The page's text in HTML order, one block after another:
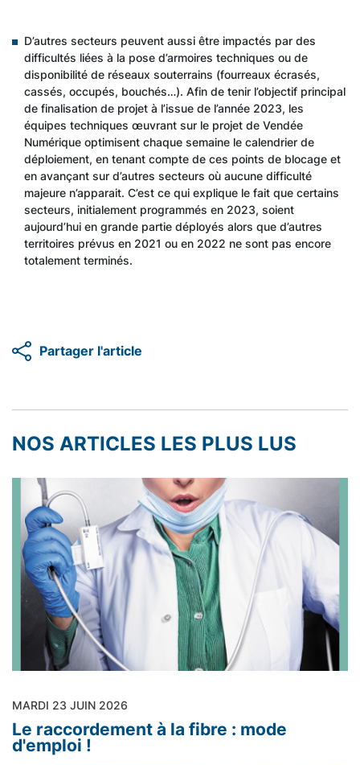
D’autres secteurs peuvent aussi être impactés par des
difficultés liées à la pose d’armoires techniques ou de
disponibilité de réseaux souterrains (fourreaux écrasés,
cassés, occupés, bouchés…). Afin de tenir l’objectif principal
de finalisation de projet à l’issue de l’année 2023, les
équipes techniques œuvrant sur le projet de Vendée
Numérique optimisent chaque semaine le calendrier de
déploiement, en tenant compte de ces points de blocage et
en avançant sur d’autres secteurs où aucune difficulté
majeure n’apparait. C’est ce qui explique le fait que certains
secteurs, initialement programmés en 2023, soient
aujourd’hui en grande partie déployés alors que d’autres
territoires prévus en 2021 ou en 2022 ne sont pas encore
totalement terminés.
Partager l'article
NOS ARTICLES LES PLUS LUS
MARDI 23 JUIN 2026
Le raccordement à la fibre : mode
d'emploi !